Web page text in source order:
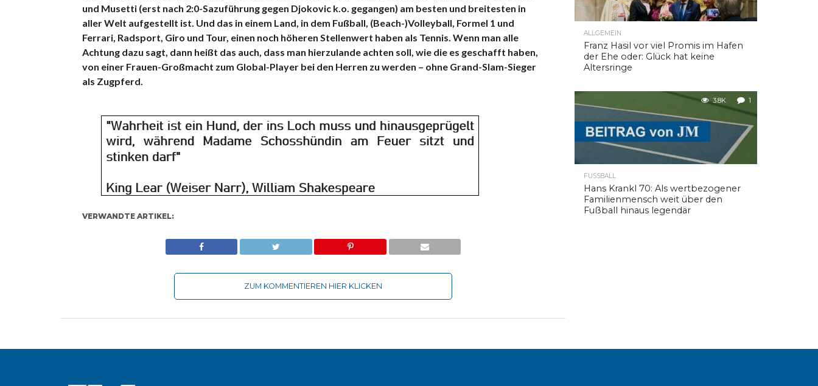
und Musetti (erst nach 2:0-Sazuführung gegen Djokovic k.o. gegangen) am besten und breitesten in
aller Welt aufgestellt ist. Und das in einem Land, in dem Fußball, (Beach-)Volleyball, Formel 1 und
Ferrari, Radsport, Giro und Tour, einen noch höheren Stellenwert haben als Tennis. Wenn man alle
Achtung dazu sagt, dann heißt das auch, dass man hierzulande achten soll, wie die es geschafft haben,
von einer Frauen-Großmacht zum Global-Player bei den Herren zu werden – ohne Grand-Slam-Sieger
als Zugpferd.
VERWANDTE ARTIKEL:
ZUM KOMMENTIEREN HIER KLICKEN
ALLGEMEIN
Franz Hasil vor viel Promis im Hafen
der Ehe oder: Glück hat keine
Altersringe
3.8K 1
FUSSBALL
Hans Krankl 70: Als wertbezogener
Familienmensch weit über den
Fußball hinaus legendär